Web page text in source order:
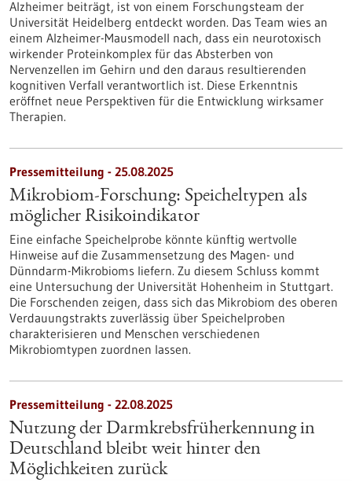
Alzheimer beiträgt, ist von einem Forschungsteam der
Universität Heidelberg entdeckt worden. Das Team wies an
einem Alzheimer-Mausmodell nach, dass ein neurotoxisch
wirkender Proteinkomplex für das Absterben von
Nervenzellen im Gehirn und den daraus resultierenden
kognitiven Verfall verantwortlich ist. Diese Erkenntnis
eröffnet neue Perspektiven für die Entwicklung wirksamer
Therapien.
Pressemitteilung - 25.08.2025
Mikrobiom-Forschung: Speicheltypen als
möglicher Risikoindikator
Eine einfache Speichelprobe könnte künftig wertvolle
Hinweise auf die Zusammensetzung des Magen- und
Dünndarm-Mikrobioms liefern. Zu diesem Schluss kommt
eine Untersuchung der Universität Hohenheim in Stuttgart.
Die Forschenden zeigen, dass sich das Mikrobiom des oberen
Verdauungstrakts zuverlässig über Speichelproben
charakterisieren und Menschen verschiedenen
Mikrobiomtypen zuordnen lassen.
Pressemitteilung - 22.08.2025
Nutzung der Darmkrebsfrüherkennung in
Deutschland bleibt weit hinter den
Möglichkeiten zurück